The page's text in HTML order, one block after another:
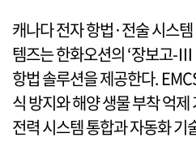
캐나다 전자 항법·전술 시스
템즈는 한화오션의 ‘장보고-
항법 솔루션을 제공한다.
식 방지와 해양 생물 부착 억
전력 시스템 통합과 자동화